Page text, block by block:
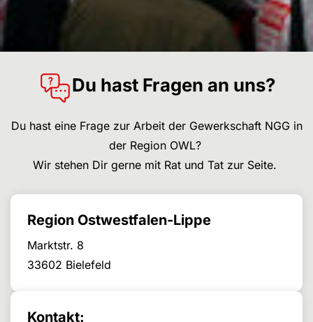
Du hast Fragen an uns?
Du hast eine Frage zur Arbeit der Gewerkschaft NGG in
der Region OWL?
Wir stehen Dir gerne mit Rat und Tat zur Seite.
Region Ostwestfalen-Lippe
Marktstr. 8
33602 Bielefeld
Kontakt: